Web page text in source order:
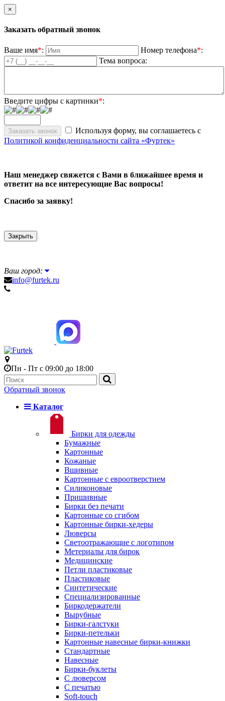
×
Заказать обратный звонок
Ваше имя*: Номер телефона*:
Тема вопроса:
Введите цифры с картинки*:
Используя форму, вы соглашаетесь с
Политикой конфиденциальности сайта «Фуртек»
Наш менеджер свяжется с Вами в ближайшее время и
ответит на все интересующие Вас вопросы!
Спасибо за заявку!
Закрыть
Ваш город:
info@furtek.ru
Пн - Пт с 09:00 до 18:00
Обратный звонок
Каталог
Бирки для одежды
Бумажные
Картонные
Кожаные
Вшивные
Картонные с евроотверстием
Силиконовые
Пришивные
Бирки без печати
Картонные со сгибом
Картонные бирки-хедеры
Люверсы
Светоотражающие с логотипом
Метериалы для бирок
Медицинские
Петли пластиковые
Пластиковые
Синтетические
Специализированные
Биркодержатели
Вырубные
Бирки-галстуки
Бирки-петельки
Картонные навесные бирки-книжки
Стандартные
Навесные
Бирки-буклеты
С люверсом
С печатью
Soft-touch